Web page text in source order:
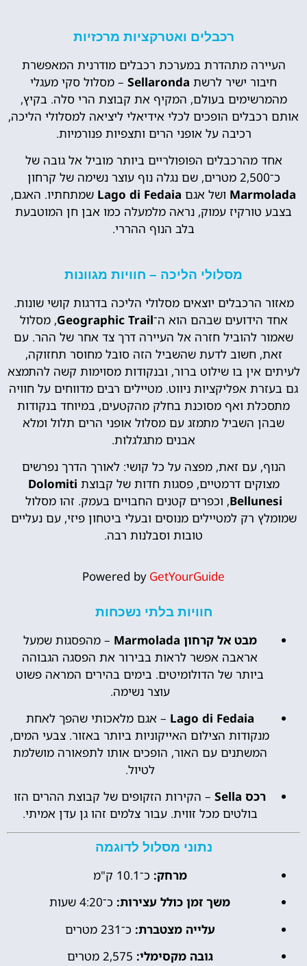
רכבלים ואטרקציות מרכזיות
העיירה מתהדרת במערכת רכבלים מודרנית המאפשרת
חיבור ישיר לרשת Sellaronda – מסלול סקי מעגלי
מהמרשימים בעולם, המקיף את קבוצת הרי סלה. בקיץ,
אותם רכבלים הופכים לכלי אידיאלי ליציאה למסלולי הליכה,
רכיבה על אופני הרים ותצפיות פנורמיות.
אחד מהרכבלים הפופולריים ביותר מוביל אל גובה של
כ־2,500 מטרים, שם נגלה נוף עוצר נשימה של קרחון
Marmolada ושל אגם Lago di Fedaia שמתחתיו. האגם,
בצבע טורקיז עמוק, נראה מלמעלה כמו אבן חן המוטבעת
בלב הנוף ההררי.
מסלולי הליכה – חוויות מגוונות
מאזור הרכבלים יוצאים מסלולי הליכה בדרגות קושי שונות.
אחד הידועים שבהם הוא ה־Geographic Trail, מסלול
שאמור להוביל חזרה אל העיירה דרך צד אחר של ההר. עם
זאת, חשוב לדעת שהשביל הזה סובל מחוסר תחזוקה,
לעיתים אין בו שילוט ברור, ובנקודות מסוימות קשה להתמצא
גם בעזרת אפליקציות ניווט. מטיילים רבים מדווחים על חוויה
מתסכלת ואף מסוכנת בחלק מהקטעים, במיוחד בנקודות
שבהן השביל מתמזג עם מסלול אופני הרים תלול ומלא
אבנים מתגלגלות.
הנוף, עם זאת, מפצה על כל קושי: לאורך הדרך נפרשים
מצוקים דרמטיים, פסגות חדות של קבוצת Dolomiti
Bellunesi, וכפרים קטנים החבויים בעמק. זהו מסלול
שמומלץ רק למטיילים מנוסים ובעלי ביטחון פיזי, עם נעליים
טובות וסבלנות רבה.
Powered by GetYourGuide
חוויות בלתי נשכחות
מבט אל קרחון Marmolada
– מהפסגות שמעל
אראבה אפשר לראות בבירור את הפסגה הגבוהה
ביותר של הדולומיטים. בימים בהירים המראה פשוט
עוצר נשימה.
Lago di Fedaia – אגם מלאכותי שהפך לאחת
מנקודות הצילום האייקוניות ביותר באזור. צבעי המים,
המשתנים עם האור, הופכים אותו לתפאורה מושלמת
לטיול.
רכס Sella
– הקירות הזקופים של קבוצת ההרים הזו
בולטים מכל זווית. עבור צלמים זהו גן עדן אמיתי.
נתוני מסלול לדוגמה
מרחק: כ־10.1 ק"מ
משך זמן כולל עצירות: כ־4:20 שעות
עלייה מצטברת: כ־231 מטרים
גובה מקסימלי: